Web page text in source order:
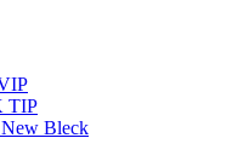
TIP
Bleck